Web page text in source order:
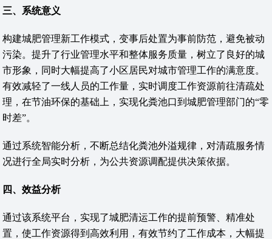
三、系统意义
构建城肥管理新工作模式，变事后处置为事前防范，避免被动
污染。提升了行业管理水平和整体服务质量，树立了良好的城
市形象，同时大幅提高了小区居民对城市管理工作的满意度。
有效减轻了一线人员的工作量，实时调度工作资源前往清疏处
理，在节油环保的基础上，实现化粪池口到城肥管理部门的“零
时差”。
通过系统智能分析，不断总结化粪池外溢规律，对清疏服务情
况进行全局实时分析，为公共资源调配提供决策依据。
四、效益分析
通过该系统平台，实现了城肥清运工作的提前预警、精准处
置，使工作资源得到高效利用，有效节约了工作成本，大幅提